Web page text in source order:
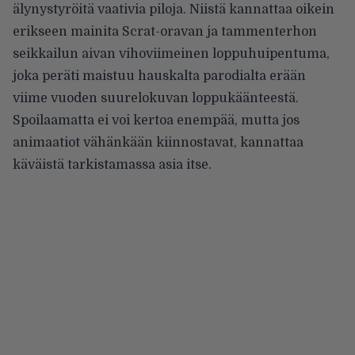
älynystyröitä vaativia piloja. Niistä kannattaa oikein
erikseen mainita Scrat-oravan ja tammenterhon
seikkailun aivan vihoviimeinen loppuhuipentuma,
joka peräti maistuu hauskalta parodialta erään
viime vuoden suurelokuvan loppukäänteestä.
Spoilaamatta ei voi kertoa enempää, mutta jos
animaatiot vähänkään kiinnostavat, kannattaa
käväistä tarkistamassa asia itse.